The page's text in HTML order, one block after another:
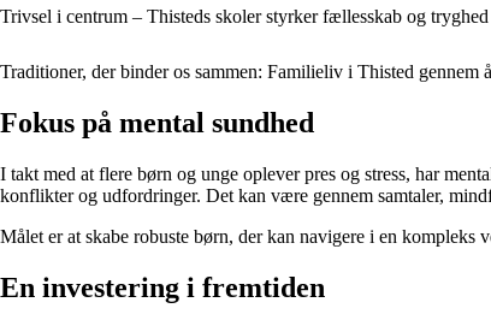
Trivsel i centrum – Thisteds skoler styrker fællesskab og tryghed
Traditioner, der binder os sammen: Familieliv i Thisted gennem
Fokus på mental sundhed
I takt med at flere børn og unge oplever pres og stress, har
konflikter og udfordringer. Det kan være gennem samtaler,
Målet er at skabe robuste børn, der kan navigere i en
En investering i fremtiden